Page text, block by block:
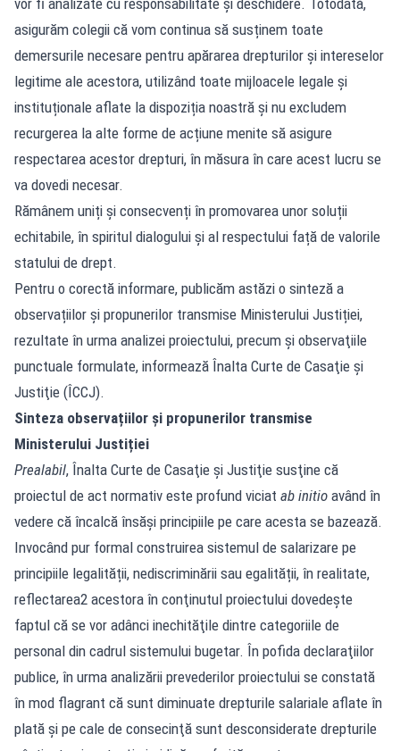
asigurăm colegii că vom continua să susținem toate
demersurile necesare pentru apărarea drepturilor și intereselor
legitime ale acestora, utilizând toate mijloacele legale și
instituționale aflate la dispoziția noastră și nu excludem
recurgerea la alte forme de acțiune menite să asigure
respectarea acestor drepturi, în măsura în care acest lucru se
va dovedi necesar.
Rămânem uniți și consecvenți în promovarea unor soluții
echitabile, în spiritul dialogului și al respectului față de valorile
statului de drept.
Pentru o corectă informare, publicăm astăzi o sinteză a
observațiilor și propunerilor transmise Ministerului Justiției,
rezultate în urma analizei proiectului, precum şi observaţiile
punctuale formulate, informează Înalta Curte de Casaţie şi
Justiţie (ÎCCJ).
Sinteza observațiilor și propunerilor transmise
Ministerului Justiției
Prealabil, Înalta Curte de Casaţie şi Justiţie susţine că
proiectul de act normativ este profund viciat ab initio având în
vedere că încalcă însăși principiile pe care acesta se bazează.
Invocând pur formal construirea sistemul de salarizare pe
principiile legalității, nediscriminării sau egalității, în realitate,
reflectarea2 acestora în conţinutul proiectului dovedeşte
faptul că se vor adânci inechităţile dintre categoriile de
personal din cadrul sistemului bugetar. În pofida declaraţiilor
publice, în urma analizării prevederilor proiectului se constată
în mod flagrant că sunt diminuate drepturile salariale aflate în
plată și pe cale de consecinţă sunt desconsiderate drepturile